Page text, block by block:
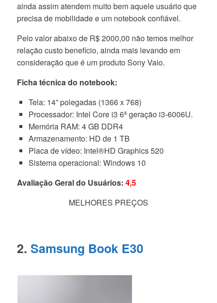
ainda assim atendem muito bem aquele usuário que
precisa de mobilidade e um notebook confiável.
Pelo valor abaixo de R$ 2000,00 não temos melhor
relação custo benefício, ainda mais levando em
consideração que é um produto Sony Vaio.
Ficha técnica do notebook:
Tela: 14” polegadas (1366 x 768)
Processador: Intel Core i3 6ª geração i3-6006U.
Memória RAM: 4 GB DDR4
Armazenamento: HD de 1 TB
Placa de vídeo: Intel®HD Graphics 520
Sistema operacional: Windows 10
Avaliação Geral do Usuários: 4,5
MELHORES PREÇOS
2. Samsung Book E30